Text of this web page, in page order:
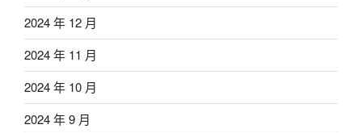
2024 年 12 月
2024 年 11 月
2024 年 10 月
2024 年 9 月